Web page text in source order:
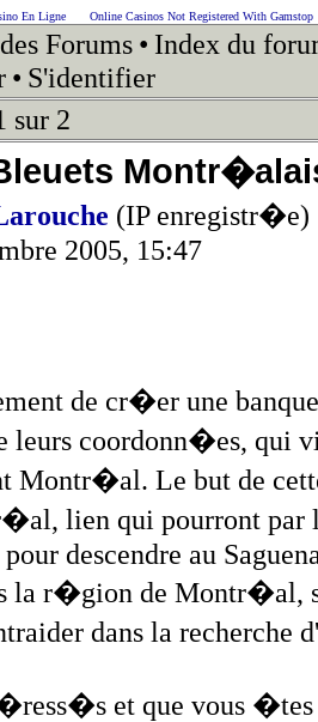
En Ligne Online Casinos Not Registered With Gamstop
Forums • Index du
• S'identifier
sur 2
(IP enregistr�e)
2005, 15:47
de cr�er une
leurs coordonn�es, qui
Montr�al. Le but de
lien qui pourront par la
descendre au
la r�gion de Montr�al,
dans la recherche
et que vous